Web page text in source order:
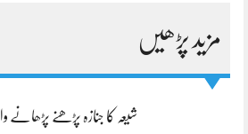
مزید پڑھیں
شیعہ کا جنازہ پڑھنے پڑھانے